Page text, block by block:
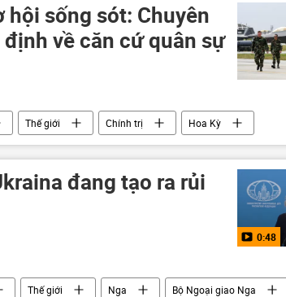
hội sống sót: Chuyên
về căn cứ quân sự
Thế giới Chính trị
Hoa Kỳ
Quân sự
đang tạo ra rủi
0:48
Thế giới Nga
Bộ Ngoại giao Nga